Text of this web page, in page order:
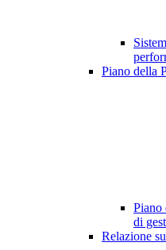
Piano della
Piano
di
Relazione